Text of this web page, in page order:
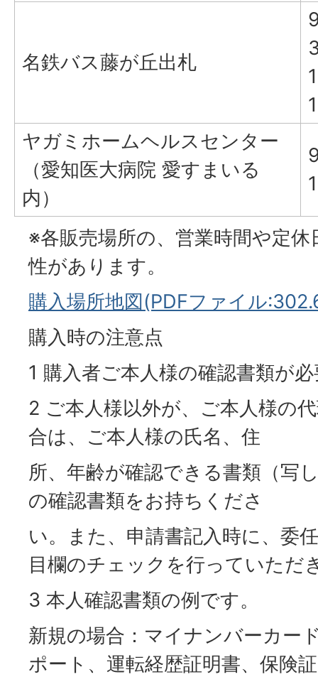
名鉄バス藤が丘出札
ヤガミホームヘルスセンター
（愛知医大病院 愛すまいる
内）
※各販売場所の、営業時間や定
性があります。
購入場所地図(PDFファイル
購入時の注意点
1 購入者ご本人様の確認書類が
2 ご本人様以外が、ご本人様の
合は、ご本人様の氏名、住
所、年齢が確認できる書類（写
の確認書類をお持ちくださ
い。また、申請書記入時に、委
目欄のチェックを行っていただ
3 本人確認書類の例です。
新規の場合：マイナンバーカー
ポート、運転経歴証明書、保険